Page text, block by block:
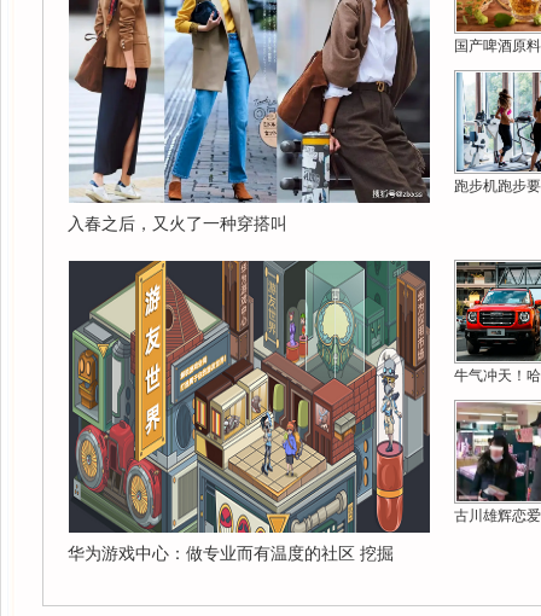
入春之后，又火了一种穿搭叫
国产啤酒原
跑步机跑步
华为游戏中心：做专业而有温度的社区 挖掘
牛气冲天！
古川雄辉恋